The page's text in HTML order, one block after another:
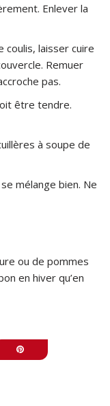
Enlever la
laisser cuire
Remuer
pas.
être tendre.
à soupe de
mélange bien. Ne
ou de pommes
en hiver qu’en